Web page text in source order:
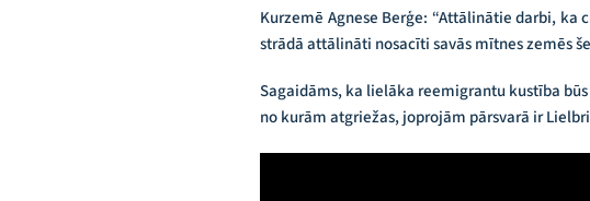
Kurzemē Agnese Berģe: “Attālinātie darbi,
strādā attālināti nosacīti savās mītnes zemēs
Sagaidāms, ka lielāka reemigrantu kustība
no kurām atgriežas, joprojām pārsvarā ir